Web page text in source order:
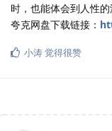
时，也能体会到人性的
夸克网盘下载链接：
小涛觉得很赞